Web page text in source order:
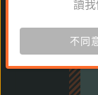
讀我
不同